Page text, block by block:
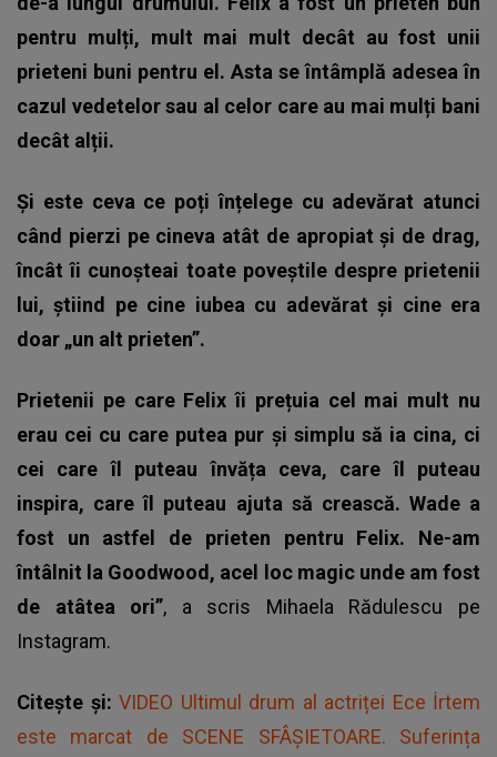
pentru mulți, mult mai mult decât au fost unii
prieteni buni pentru el. Asta se întâmplă adesea în
cazul vedetelor sau al celor care au mai mulți bani
decât alții.
Și este ceva ce poți înțelege cu adevărat atunci
când pierzi pe cineva atât de apropiat și de drag,
încât îi cunoșteai toate poveștile despre prietenii
lui, știind pe cine iubea cu adevărat și cine era
doar „un alt prieten”.
Prietenii pe care Felix îi prețuia cel mai mult nu
erau cei cu care putea pur și simplu să ia cina, ci
cei care îl puteau învăța ceva, care îl puteau
inspira, care îl puteau ajuta să crească. Wade a
fost un astfel de prieten pentru Felix. Ne-am
întâlnit la Goodwood, acel loc magic unde am fost
de atâtea ori”, a scris Mihaela Rădulescu pe
Instagram.
Citește și: VIDEO Ultimul drum al actriței Ece İrtem
este marcat de SCENE SFÂȘIETOARE. Suferința